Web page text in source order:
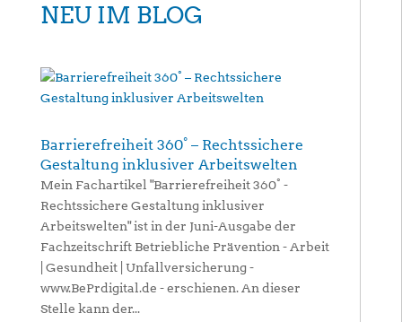
NEU IM BLOG
Barrierefreiheit 360° – Rechtssichere
Gestaltung inklusiver Arbeitswelten
Mein Fachartikel "Barrierefreiheit 360° -
Rechtssichere Gestaltung inklusiver
Arbeitswelten" ist in der Juni-Ausgabe der
Fachzeitschrift Betriebliche Prävention - Arbeit
| Gesundheit | Unfallversicherung -
www.BePrdigital.de - erschienen. An dieser
Stelle kann der...